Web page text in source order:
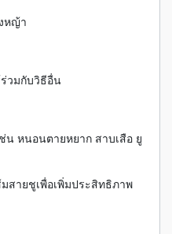
หญ้า
วมกับวิธีอื่น
น หนอนตายหยาก สาบเสือ ยู
สายชูเพื่อเพิ่มประสิทธิภาพ